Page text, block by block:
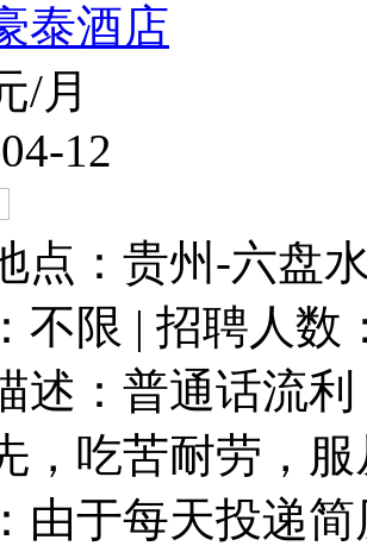
泰酒店
/月
12
点：贵州-六盘
不限 | 招聘人数
述：普通话流
，吃苦耐劳，
由于每天投递